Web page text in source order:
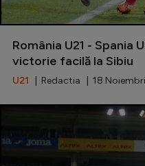
România U21 - Spania
victorie facilă la Sibiu
U21 | Redactia | 18